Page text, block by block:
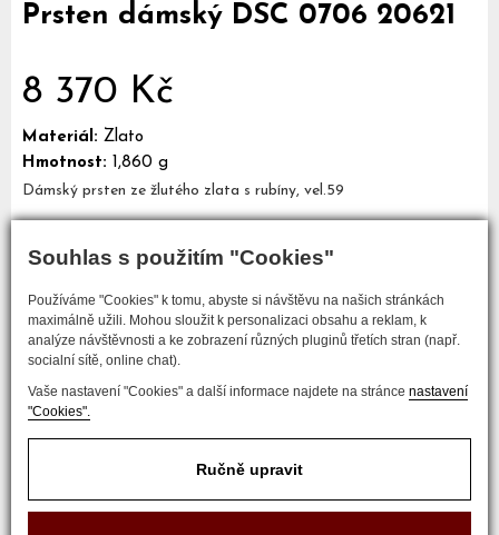
Souhlas s použitím "Cookies"
Používáme "Cookies" k tomu, abyste si návštěvu na našich stránkách
maximálně užili. Mohou sloužit k personalizaci obsahu a reklam, k
analýze návštěvnosti a ke zobrazení různých pluginů třetích stran (např.
socialní sítě, online chat).
Vaše nastavení "Cookies" a další informace najdete na stránce nastavení
"Cookies".
Ručně upravit
Prsten dámský DSC 0706 20621
8 370 Kč
Materiál: Zlato
Hmotnost: 1,860 g
Dámský prsten ze žlutého zlata s rubíny, vel.59
COPYRIGHT © 2017 ZLATNICTVÍ NEŠKUDLA